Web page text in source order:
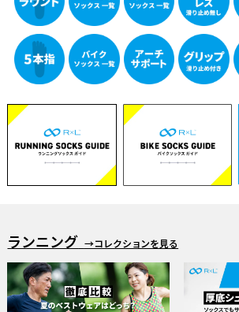
ランニング →コレクションを見る